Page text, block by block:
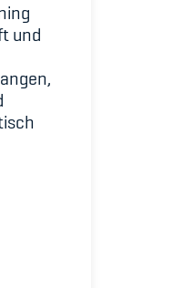
und Partner
und